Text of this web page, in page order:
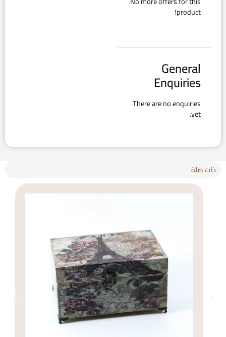
product!
General
Enquiries
There are no enquiries
yet.
ذات صلة